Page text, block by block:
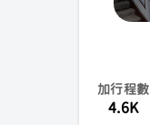
加行程數
4.6K